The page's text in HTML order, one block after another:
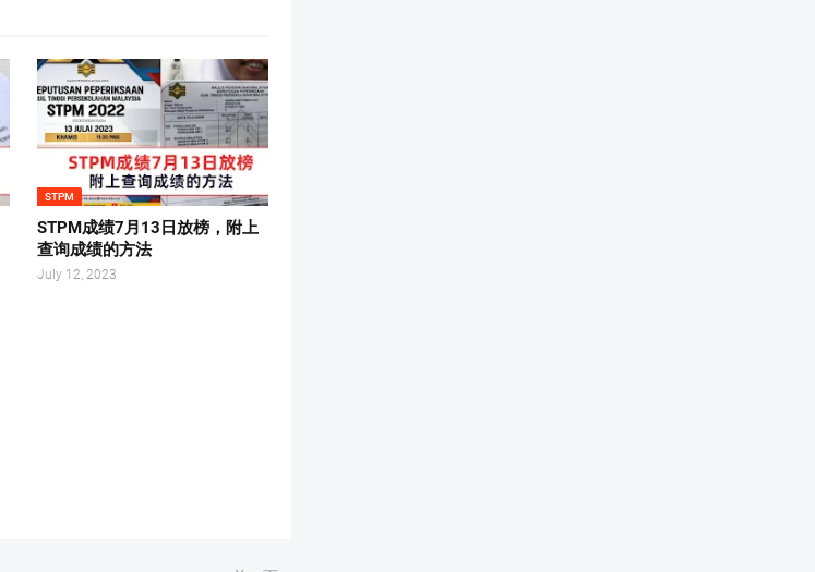
STPM
STPM成绩7月13日放榜，附上
查询成绩的方法
July 12, 2023